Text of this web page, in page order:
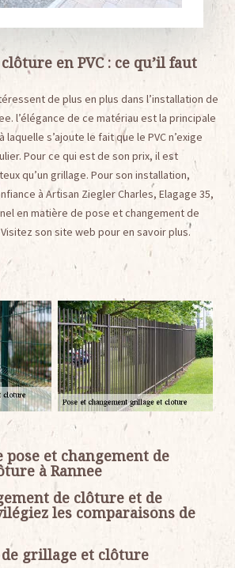
en PVC : ce qu’il faut
de plus en plus dans l’installation de
l’élégance de ce matériau est la principale
s’ajoute le fait que le PVC n’exige
Pour ce qui est de son prix, il est
qu’un grillage. Pour son installation,
à Artisan Ziegler Charles, Elagage 35,
en matière de pose et changement de
son site web pour en savoir plus.
pose et changement de
à Rannee
de clôture et de
les comparaisons de
grillage et clôture